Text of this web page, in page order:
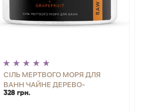
СІЛЬ МЕРТВОГО МОРЯ ДЛЯ
ВАНН ЧАЙНЕ ДЕРЕВО-
ГРЕЙПФРУТ JOKO BLEND 300
328 грн.
-